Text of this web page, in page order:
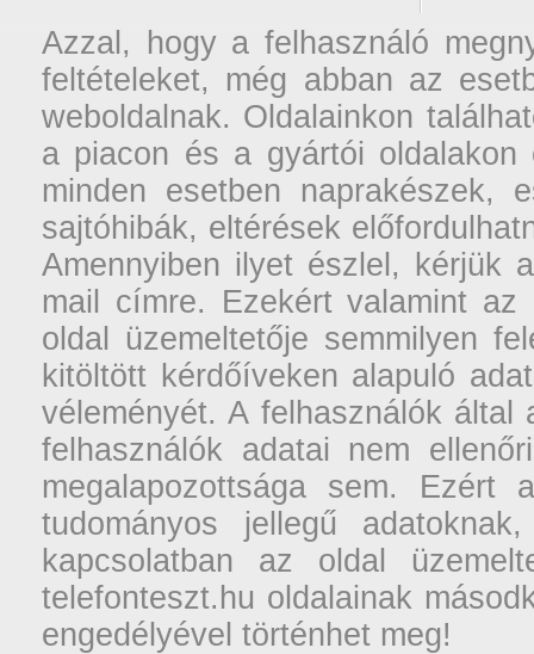
Azzal, hogy a felhasználó
feltételeket, még abban az
weboldalnak. Oldalainkon
a piacon és a gyártói oldalakon
minden esetben naprakészek,
sajtóhibák, eltérések
Amennyiben ilyet észlel, kérjük
mail címre. Ezekért valamint
oldal üzemeltetője semmilyen
kitöltött kérdőíveken alapuló
véleményét. A felhasználók
felhasználók adatai nem
megalapozottsága sem. Ezért
tudományos jellegű
kapcsolatban az oldal
telefonteszt.hu oldalainak
engedélyével történhet meg!